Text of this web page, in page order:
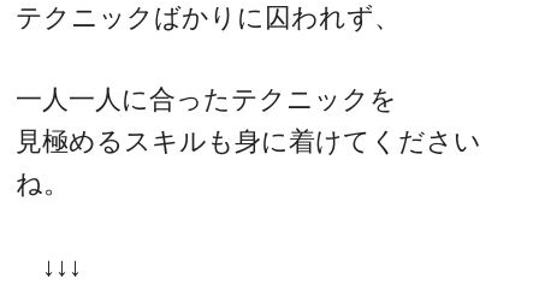
テクニックばかりに囚われず、
一人一人に合ったテクニックを
見極めるスキルも身に着けてください
ね。
↓↓↓